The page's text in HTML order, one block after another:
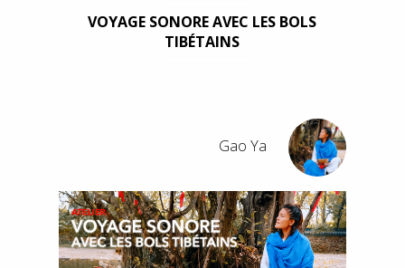
VOYAGE SONORE AVEC LES BOLS
TIBÉTAINS
Gao Ya